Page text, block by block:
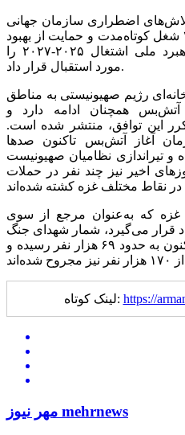
اضطراری سازمان جهانی
کار از جمله ایجاد یک هزار و ۲۴۵ شغل کوتاه‌مدت و حمایت از بهبود
کسب‌وکارها قدردانی کرد و راهبرد ملی اشتغال ۲۰۲۵-۲۰۲۷ را
مورد استقبال قرار داد.
رژیم صهیونیستی به مناطق
همچنان ادامه دارد و
این توافق، منتشر شده است.
آغاز آتش‌بس تاکنون صدها
و تیراندازی نظامیان صهیونیست
اخیر نیز چند نفر در حملات
که به‌عنوان مرجع از سوی
قرار می‌گیرد، شمار شهدای جنگ
از اکتبر ۲۰۲۳ (مهرماه ۱۴۰۲) تاکنون به حدود ۶۹ هزار نفر رسیده و
لینک کوتاه: https://
مهر نیوز mehrnews